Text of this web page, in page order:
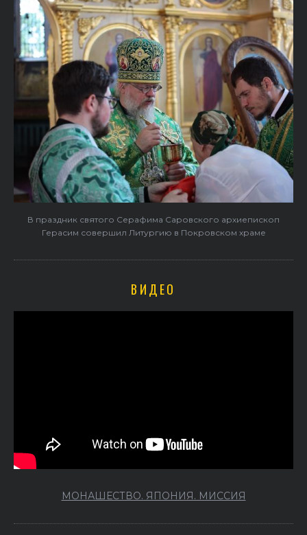
В праздник святого Серафима Саровского архиепископ
Герасим совершил Литургию в Покровском храме
ВИДЕО
МОНАШЕСТВО. ЯПОНИЯ. МИССИЯ